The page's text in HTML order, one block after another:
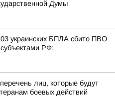
Думы
украинских БПЛА сбито ПВО
РФ:
лиц, которые будут
боевых действий